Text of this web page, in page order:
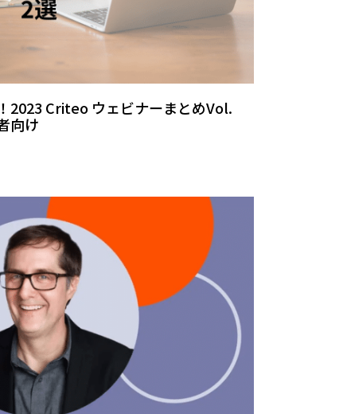
2023 Criteo ウェビナーまとめVol.
向け